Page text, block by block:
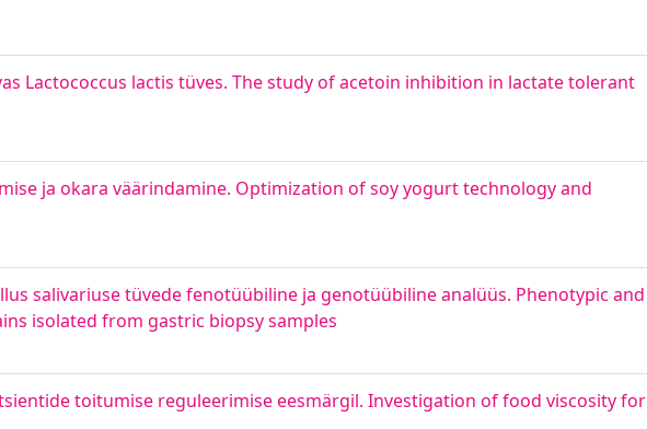
Lactococcus lactis tüves. The study of acetoin inhibition in lactate tolerant
ja okara väärindamine. Optimization of soy yogurt technology and
salivariuse tüvede fenotüübiline ja genotüübiline analüüs. Phenotypic and
isolated from gastric biopsy samples
toitumise reguleerimise eesmärgil. Investigation of food viscosity for